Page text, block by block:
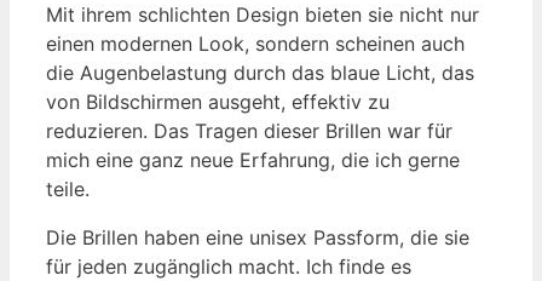
Mit ihrem schlichten Design bieten sie nicht nur
einen modernen Look, sondern scheinen auch
die Augenbelastung durch das blaue Licht, das
von Bildschirmen ausgeht, effektiv zu
reduzieren. Das Tragen dieser Brillen war für
mich eine ganz neue Erfahrung, die ich gerne
teile.
Die Brillen haben eine unisex Passform, die sie
für jeden zugänglich macht. Ich finde es